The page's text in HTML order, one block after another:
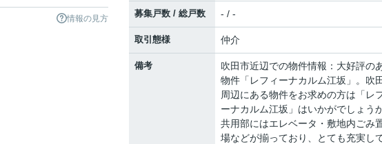
情報の見方 募集戸数 / 総戸数 - / -
取引態様 仲介
備考
吹田市近辺での物件情報：大好評の
物件「レフィーナカルム江坂」。吹
周辺にある物件をお求めの方は「レ
ーナカルム江坂」はいかがでしょう
共用部にはエレベータ・敷地内ごみ
場などが揃っており、とても充実し